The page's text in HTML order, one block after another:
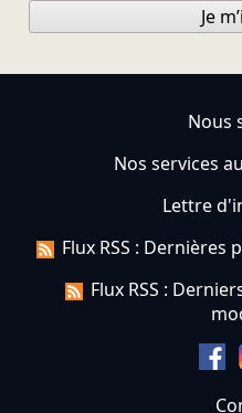
Je
Nous
Nos services
Lettre
Flux RSS :
Flux RSS :